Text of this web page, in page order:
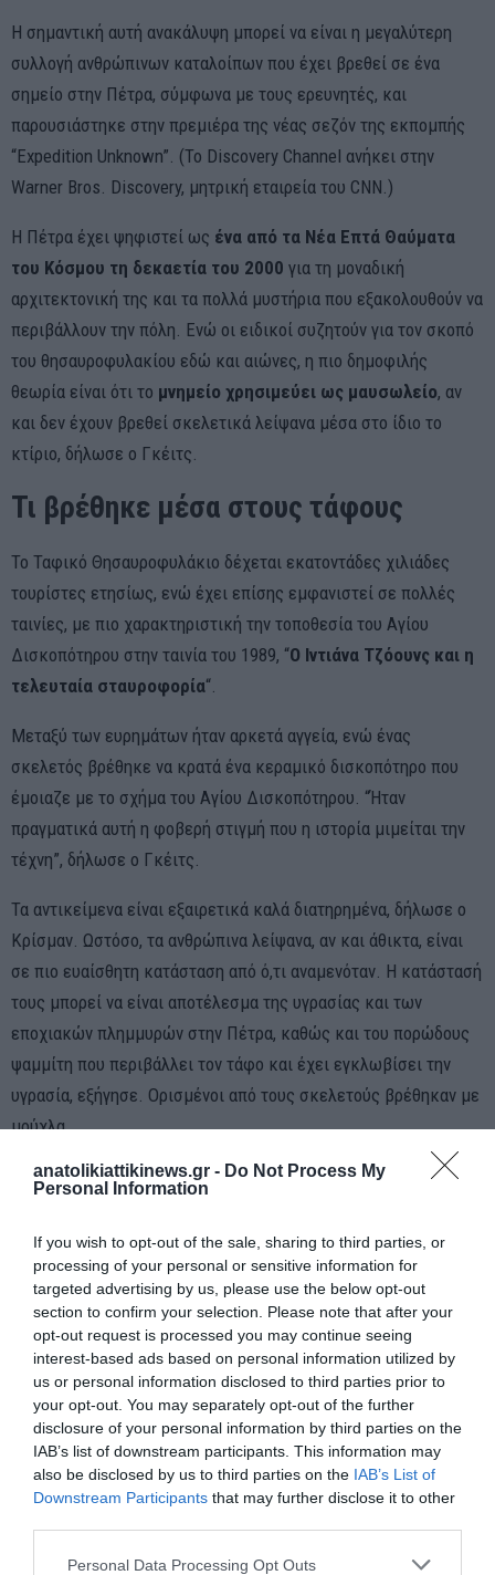
anatolikiattikinews.gr - Do Not Process My
Personal Information
If you wish to opt-out of the sale, sharing to third parties, or
processing of your personal or sensitive information for
targeted advertising by us, please use the below opt-out
section to confirm your selection. Please note that after your
opt-out request is processed you may continue seeing
interest-based ads based on personal information utilized by
us or personal information disclosed to third parties prior to
your opt-out. You may separately opt-out of the further
disclosure of your personal information by third parties on the
IAB’s list of downstream participants. This information may
also be disclosed by us to third parties on the IAB’s List of
Downstream Participants that may further disclose it to other
Personal Data Processing Opt Outs
Η σημαντική αυτή ανακάλυψη μπορεί να είναι η μεγαλύτερη
συλλογή ανθρώπινων καταλοίπων που έχει βρεθεί σε ένα
σημείο στην Πέτρα, σύμφωνα με τους ερευνητές, και
παρουσιάστηκε στην πρεμιέρα της νέας σεζόν της εκπομπής
“Expedition Unknown”. (Το Discovery Channel ανήκει στην
Warner Bros. Discovery, μητρική εταιρεία του CNN.)
Η Πέτρα έχει ψηφιστεί ως ένα από τα Νέα Επτά Θαύματα
του Κόσμου τη δεκαετία του 2000 για τη μοναδική
αρχιτεκτονική της και τα πολλά μυστήρια που εξακολουθούν να
περιβάλλουν την πόλη. Ενώ οι ειδικοί συζητούν για τον σκοπό
του θησαυροφυλακίου εδώ και αιώνες, η πιο δημοφιλής
θεωρία είναι ότι το μνημείο χρησιμεύει ως μαυσωλείο, αν
και δεν έχουν βρεθεί σκελετικά λείψανα μέσα στο ίδιο το
κτίριο, δήλωσε ο Γκέιτς.
Τι βρέθηκε μέσα στους τάφους
Το Ταφικό Θησαυροφυλάκιο δέχεται εκατοντάδες χιλιάδες
τουρίστες ετησίως, ενώ έχει επίσης εμφανιστεί σε πολλές
ταινίες, με πιο χαρακτηριστική την τοποθεσία του Αγίου
Δισκοπότηρου στην ταινία του 1989, “Ο Ιντιάνα Τζόουνς και η
τελευταία σταυροφορία“.
Μεταξύ των ευρημάτων ήταν αρκετά αγγεία, ενώ ένας
σκελετός βρέθηκε να κρατά ένα κεραμικό δισκοπότηρο που
έμοιαζε με το σχήμα του Αγίου Δισκοπότηρου. “Ήταν
πραγματικά αυτή η φοβερή στιγμή που η ιστορία μιμείται την
τέχνη”, δήλωσε ο Γκέιτς.
Τα αντικείμενα είναι εξαιρετικά καλά διατηρημένα, δήλωσε ο
Κρίσμαν. Ωστόσο, τα ανθρώπινα λείψανα, αν και άθικτα, είναι
σε πιο ευαίσθητη κατάσταση από ό,τι αναμενόταν. Η κατάστασή
τους μπορεί να είναι αποτέλεσμα της υγρασίας και των
εποχιακών πλημμυρών στην Πέτρα, καθώς και του πορώδους
ψαμμίτη που περιβάλλει τον τάφο και έχει εγκλωβίσει την
υγρασία, εξήγησε. Ορισμένοι από τους σκελετούς βρέθηκαν με
μούχλα.
Οι δύο τάφοι που αποκαλύφθηκαν κάτω από την αριστερή
αρχαιολόγους του Τμήματος Αρχαιοτήτων της Ιορδανίας είχαν
μερικά σκελετικά λείψανα, αλλά τα στοιχεία δεν
δημοσιεύτηκαν, οπότε δεν είναι σαφές πόσα άτομα βρέθηκαν,
δήλωσε ο Κρίσμαν.
“Ελπίζαμε να βρούμε οτιδήποτε θα μπορούσε να μας πει
περισσότερα για τους ανθρώπους στην αρχαιότητα και τον τόπο
– τα ανθρώπινα λείψανα μπορούν να αποτελέσουν ένα
πραγματικά πολύτιμο εργαλείο από αυτή την άποψη”, δήλωσε ο
Κρίσμαν. “Οι ταφές σε αυτόν τον τάφο είναι αρθρωμένες,
οπότε τα οστά δεν έχουν ανασκαφεί και μετακινηθεί, οπότε
αυτό είναι εξαιρετικά σπάνιο”, συμπλήρωσε.